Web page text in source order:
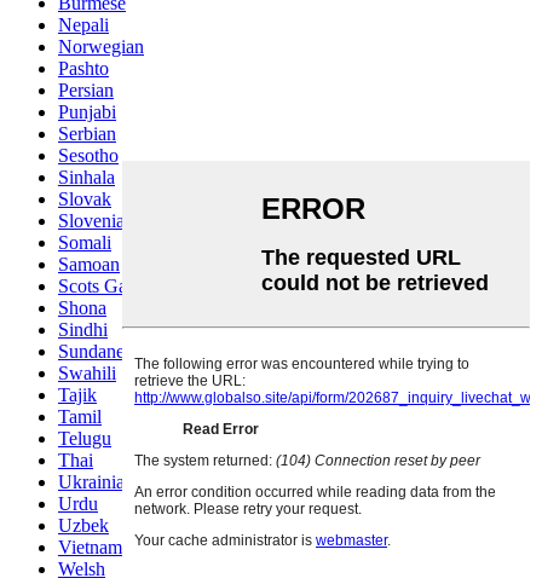
Nepali
Norwegian
Pashto
Persian
Punjabi
Serbian
Sesotho
Sinhala
Slovak
Slovenian
Somali
Samoan
Scots Gaelic
Shona
Sindhi
Sundanese
Swahili
Tajik
Tamil
Telugu
Thai
Ukrainian
Urdu
Uzbek
Vietnamese
Welsh